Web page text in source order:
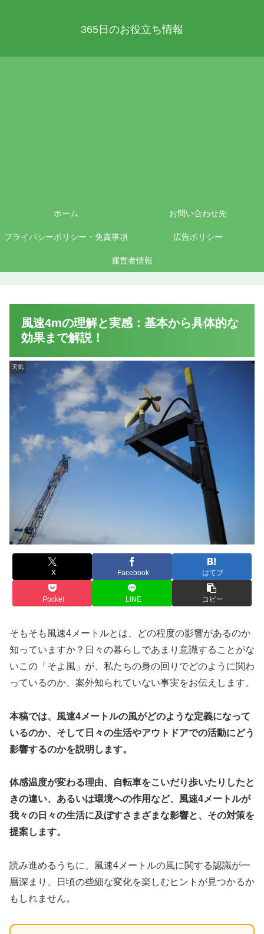
365日のお役立ち情報
ホーム お問い合わせ先
プライバシーポリシー・免責事項 広告ポリシー
運営者情報
風速4mの理解と実感：基本から具体的な
効果まで解説！
天気
X Facebook はてブ
Pocket LINE コピー
そもそも風速4メートルとは、どの程度の影響があるのか
知っていますか？日々の暮らしであまり意識することがな
いこの「そよ風」が、私たちの身の回りでどのように関わ
っているのか、案外知られていない事実をお伝えします。
本稿では、風速4メートルの風がどのような定義になって
いるのか、そして日々の生活やアウトドアでの活動にどう
影響するのかを説明します。
体感温度が変わる理由、自転車をこいだり歩いたりしたと
きの違い、あるいは環境への作用など、風速4メートルが
我々の日々の生活に及ぼすさまざまな影響と、その対策を
提案します。
読み進めるうちに、風速4メートルの風に関する認識が一
層深まり、日頃の些細な変化を楽しむヒントが見つかるか
もしれません。